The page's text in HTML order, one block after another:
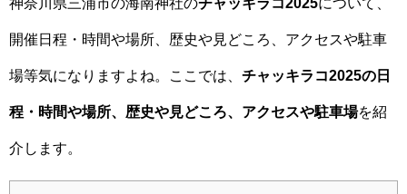
開催日程・時間や場所、歴史や見どころ、アクセスや駐車
場等気になりますよね。ここでは、 チャッキラコ2025の日
程・時間や場所、歴史や見どころ、アクセスや駐車場を紹
介します。